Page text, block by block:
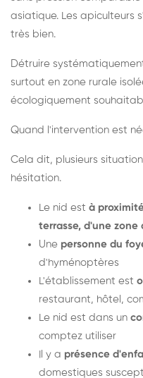
asiatique. Les apiculteurs
très bien.
Détruire
surtout en zone rurale
écologiquement
Quand l'intervention est
Cela dit, plusieurs
hésitation.
Le nid est à
terrasse, d'une
Une personne du
d'hyménoptères
L'établissement est
restaurant, hôtel,
Le nid est dans un
comptez utiliser
Il y a présence
domestiques